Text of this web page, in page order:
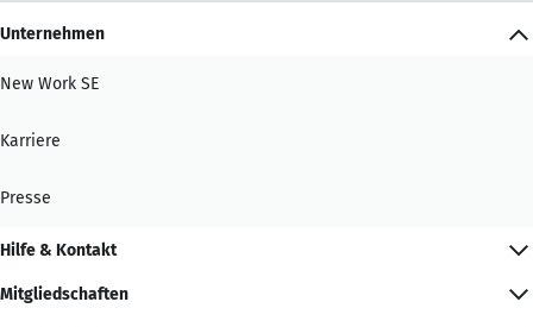
Unternehmen
New Work SE
Karriere
Presse
Hilfe & Kontakt
Mitgliedschaften